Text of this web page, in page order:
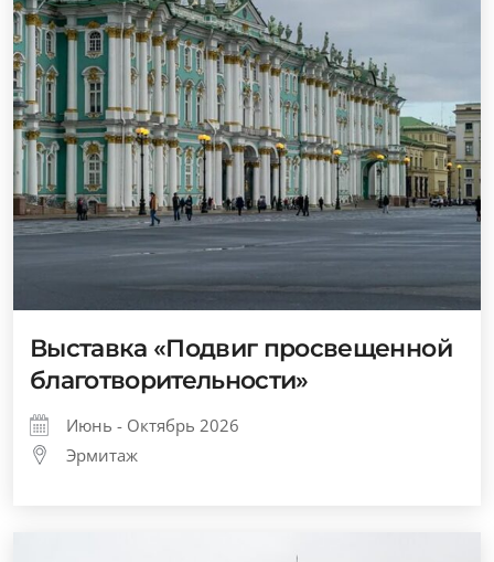
Выставка «Подвиг просвещенной
благотворительности»
Июнь - Октябрь 2026
Эрмитаж